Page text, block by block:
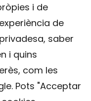
i de
de
saber
i quins
com les
Pots "Acceptar